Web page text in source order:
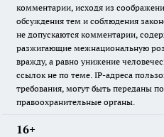
комментарии, исходя из
обсуждения тем и соблюдения
не допускаются комментарии,
разжигающие межнациональную
вражду, а равно унижение
ссылок не по теме. IP-адреса
требования, могут быть переданы
правоохранительные органы.
16+